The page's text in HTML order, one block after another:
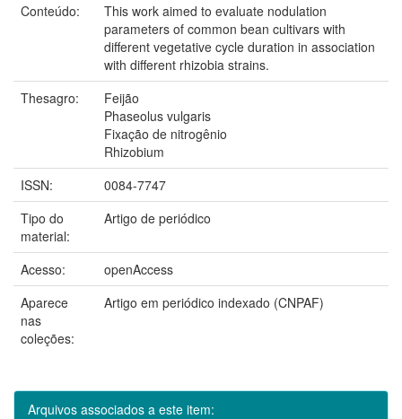
Conteúdo:
This work aimed to evaluate nodulation
parameters of common bean cultivars with
different vegetative cycle duration in association
with different rhizobia strains.
Thesagro:
Feijão
Phaseolus vulgaris
Fixação de nitrogênio
Rhizobium
ISSN:
0084-7747
Tipo do
material:
Artigo de periódico
Acesso:
openAccess
Aparece
nas
coleções:
Artigo em periódico indexado (CNPAF)
Arquivos associados a este item: